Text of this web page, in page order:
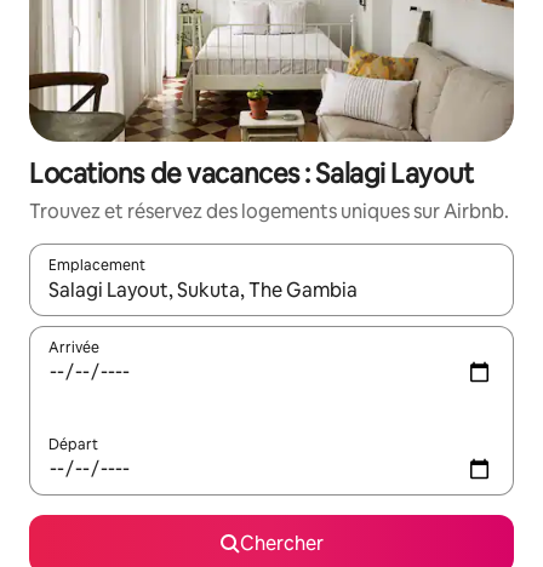
Locations de vacances : Salagi Layout
Trouvez et réservez des logements uniques sur Airbnb.
Emplacement
Quand les résultats sont affichés, parcourez-les en utilisant
Arrivée
Départ
Chercher